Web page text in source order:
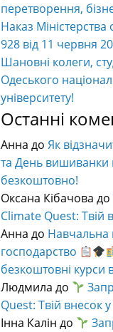
перетворення,
Наказ Міністерства
928 від 11 червня
Шановні колеги,
Одеського
університету!
Останні
Анна доЯк
та День вишиванки
безкоштовно!
Оксана Кібачова до
Climate Quest: Твій
Анна до Навчальна
господарство
безкоштовні курси
Людмила до
Quest: Твій внесок
Інна Калін до